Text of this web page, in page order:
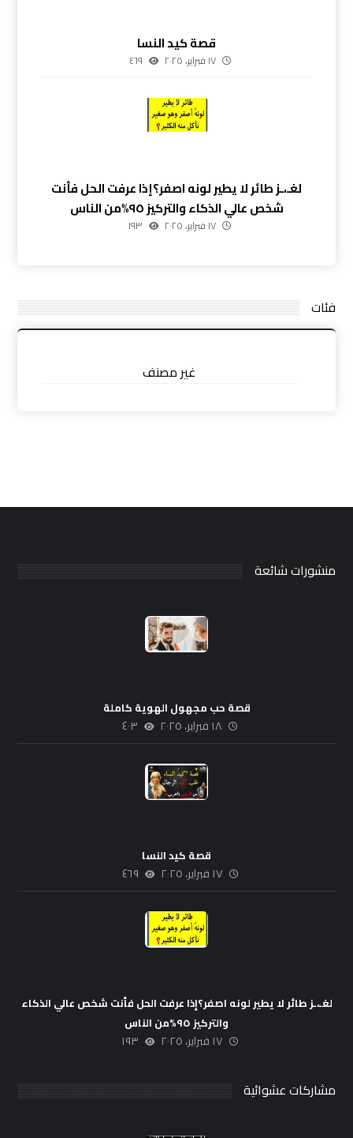
قصة كيد النسا
١٧ فبراير، ٢٠٢٥ ٤٦٩
لغـ،ـز طائر لا يطير لونه اصفر؟إذا عرفت الحل فأنت
شخص عالي الذكاء والتركيز ٩٥%من الناس
١٧ فبراير، ٢٠٢٥ ١٩٣
فئات
غير مصنف
منشورات شائعة
قصة حب مجهول الهوية كاملة
١٨ فبراير، ٢٠٢٥ ٤٠٣
قصة كيد النسا
١٧ فبراير، ٢٠٢٥ ٤٦٩
لغـ،ـز طائر لا يطير لونه اصفر؟إذا عرفت الحل فأنت شخص عالي الذكاء
والتركيز ٩٥%من الناس
١٧ فبراير، ٢٠٢٥ ١٩٣
مشاركات عشوائية